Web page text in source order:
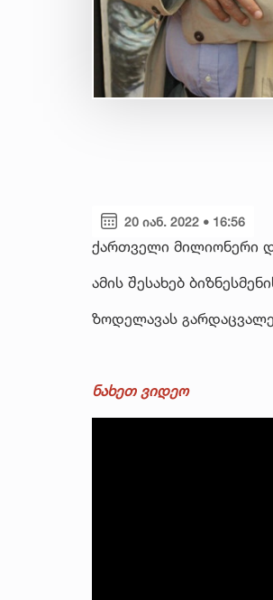
20 იან. 2022 • 16:56
ქართველი მილიონერი
ამის შესახებ
ზოდელავას
ნახეთ ვიდეო